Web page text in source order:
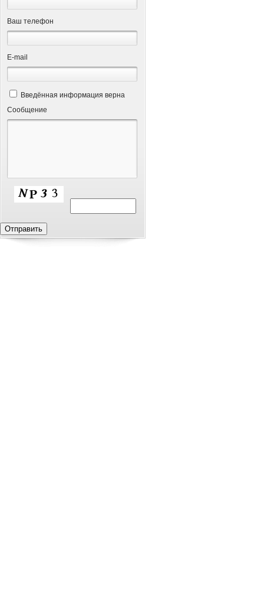
Ваш телефон
Е-mail
Введённая информация верна
Сообщение